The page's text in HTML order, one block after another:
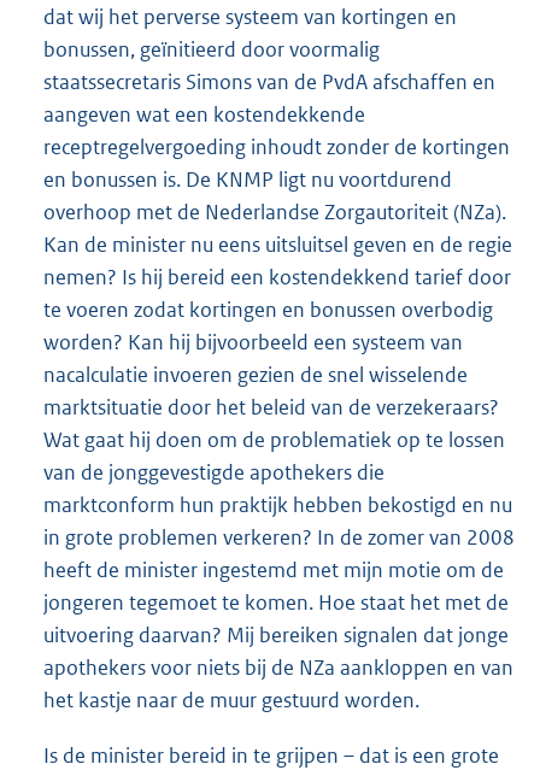
dat wij het perverse systeem van kortingen en
bonussen, geïnitieerd door voormalig
staatssecretaris Simons van de PvdA afschaffen en
aangeven wat een kostendekkende
receptregelvergoeding inhoudt zonder de kortingen
en bonussen is. De KNMP ligt nu voortdurend
overhoop met de Nederlandse Zorgautoriteit (NZa).
Kan de minister nu eens uitsluitsel geven en de regie
nemen? Is hij bereid een kostendekkend tarief door
te voeren zodat kortingen en bonussen overbodig
worden? Kan hij bijvoorbeeld een systeem van
nacalculatie invoeren gezien de snel wisselende
marktsituatie door het beleid van de verzekeraars?
Wat gaat hij doen om de problematiek op te lossen
van de jonggevestigde apothekers die
marktconform hun praktijk hebben bekostigd en nu
in grote problemen verkeren? In de zomer van 2008
heeft de minister ingestemd met mijn motie om de
jongeren tegemoet te komen. Hoe staat het met de
uitvoering daarvan? Mij bereiken signalen dat jonge
apothekers voor niets bij de NZa aankloppen en van
het kastje naar de muur gestuurd worden.
Is de minister bereid in te grijpen – dat is een grote